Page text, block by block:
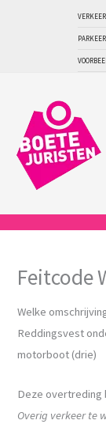
Feitcode
Welke
Reddingsvest
motorboot (drie)
Deze
Overig verkeer te